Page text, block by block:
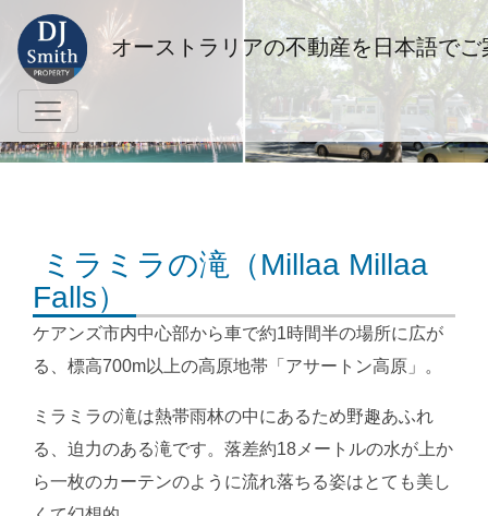
オーストラリアの不動産を日本語でご
ミラミラの滝（Millaa Millaa
Falls）
ケアンズ市内中心部から車で約1時間半の場所に広が
る、標高700m以上の高原地帯「アサートン高原」。
ミラミラの滝は熱帯雨林の中にあるため野趣あふれ
る、迫力のある滝です。落差約18メートルの水が上か
ら一枚のカーテンのように流れ落ちる姿はとても美し